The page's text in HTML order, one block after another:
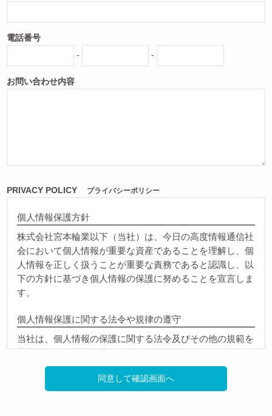
電話番号
-
-
お問い合わせ内容
PRIVACY POLICY プライバシーポリシー
個人情報保護方針
株式会社宮本輪業以下（当社）は、今日の高度情報通信社
会において個人情報が重要な資産であることを理解し、個
人情報を正しく扱うことが重要な責務であると認識し、以
下の方針に基づき個人情報の保護に努めることを宣言しま
す。
個人情報保護に関する法令や規律の遵守
当社は、個人情報の保護に関する法令及びその他の規範を